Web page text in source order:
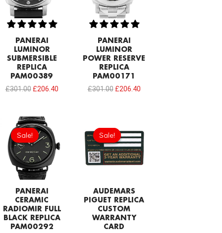
PANERAI
LUMINOR
SUBMERSIBLE
REPLICA
PAM00389
£301.00 £206.40
PANERAI
LUMINOR
POWER RESERVE
REPLICA
PAM00171
£301.00 £206.40
Sale!
Sale!
PANERAI
CERAMIC
RADIOMIR FULL
BLACK REPLICA
PAM00292
Original
price
was:
£301.00.£206.40.
Sale!
Sale!
AUDEMARS
PIGUET REPLICA
CUSTOM
WARRANTY
CARD
price
was:
£189.20.
price
is:
£94.60.